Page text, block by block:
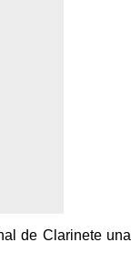
de Clarinete una